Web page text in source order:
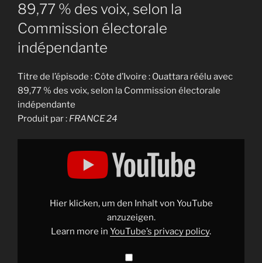
89,77 % des voix, selon la
Commission électorale
indépendante
Titre de l’épisode : Côte d’Ivoire : Ouattara réélu avec
89,77 % des voix, selon la Commission électorale
indépendante
Produit par : FRANCE 24
Display
Commission
Hier klicken, um den Inhalt von YouTube
anzuzeigen.
Learn more in YouTube’s privacy policy.